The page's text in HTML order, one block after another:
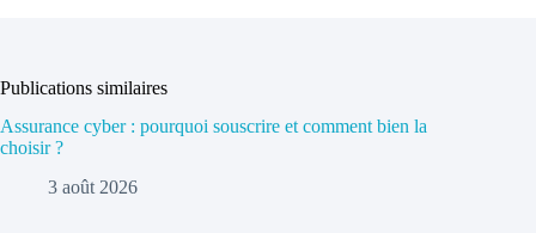
Publications similaires
Assurance cyber : pourquoi souscrire et comment bien la
choisir ?
3 août 2026